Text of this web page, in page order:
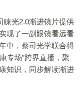
光2.0渐进镜片提供
现了一副眼镜看远看
中，蔡司光学联合得
专场”跨界直播，聚
知识，同步解读渐进